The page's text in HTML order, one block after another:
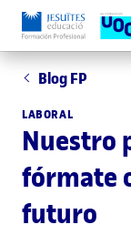
Blog FP
LABORAL
Nuestro
fórmate
futuro